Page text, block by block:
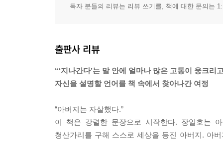
독자 분들의 리뷰는 리뷰 쓰기를, 책에 대한 문의는
출판사 리뷰
“‘지나간다’는 말 안에 얼마나 많은 고통이 웅크리
자신을 설명할 언어를 책 속에서 찾아나간 여정
“아버지는 자살했다.”
이 책은 강렬한 문장으로 시작한다. 장일호는
청산가리를 구해 스스로 세상을 등진 아버지. 아